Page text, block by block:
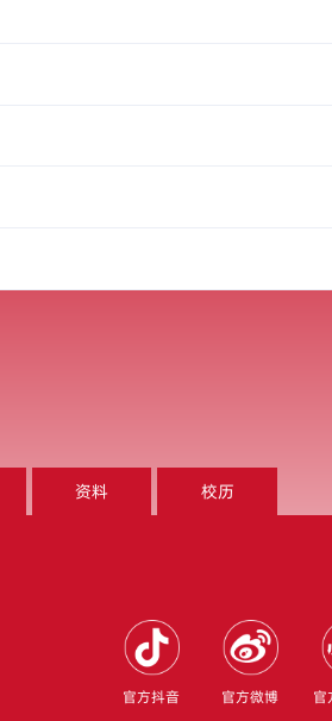
资料 校历
官方抖音 官方微博 官